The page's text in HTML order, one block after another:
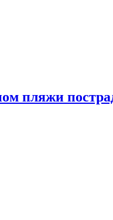
пляжи